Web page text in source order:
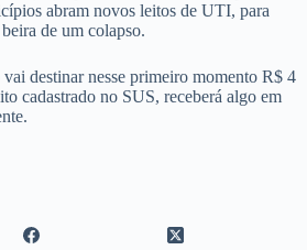
abram novos leitos de UTI, para
de um colapso.
vai destinar nesse primeiro momento R$ 4
cadastrado no SUS, receberá algo em